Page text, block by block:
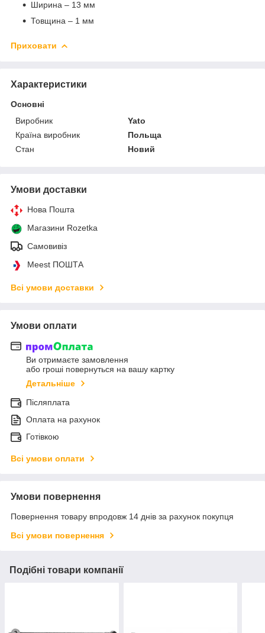
Ширина – 13 мм
Товщина – 1 мм
Приховати
Характеристики
Основні
Виробник
Yato
Країна виробник
Польща
Стан
Новий
Умови доставки
Нова Пошта
Магазини Rozetka
Самовивіз
Meest ПОШТА
Всі умови доставки
Умови оплати
Ви отримаєте замовлення
або гроші повернуться на вашу картку
Детальніше
Післяплата
Оплата на рахунок
Готівкою
Всі умови оплати
Умови повернення
Повернення товару впродовж 14 днів за рахунок покупця
Всі умови повернення
Подібні товари компанії